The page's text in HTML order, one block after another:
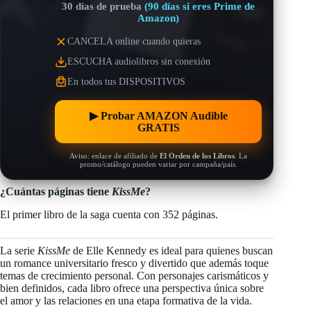
30 días de prueba(90 días si eres Prime de
Amazon)
CANCELA online cuando quieras
ESCUCHA audiolibros sin conexión
En todos tus DISPOSITIVOS
▶︎ Probar AMAZON Audible
GRATIS
Aviso: enlace de afiliado deEl Orden de los Libros. La
promo/catálogo pueden variar por campaña/país.
¿Cuántas páginas tieneKissMe?
El primer libro de la saga cuenta con 352 páginas.
La serie KissMe de Elle Kennedy es ideal para quienes buscan
un romance universitario fresco y divertido que además toque
temas de crecimiento personal. Con personajes carismáticos y
bien definidos, cada libro ofrece una perspectiva única sobre
el amor y las relaciones en una etapa formativa de la vida.